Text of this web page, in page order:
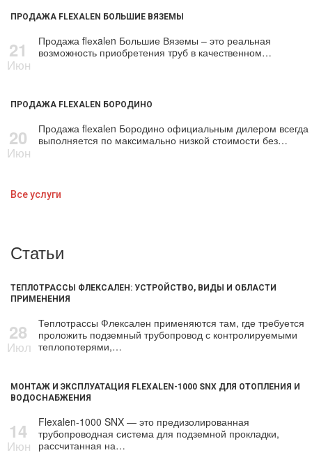
ПРОДАЖА FLEXALEN БОЛЬШИЕ ВЯЗЕМЫ
21
Июн
Продажа flехalеn Большие Вяземы – это реальная
возможность приобретения тpуб в качественном…
ПРОДАЖА FLEXALEN БОРОДИНО
20
Июн
Продажа flехalеn Бородино официальным дилером всегда
выполняется по максимально низкой стоимости без…
Все услуги
Статьи
ТЕПЛОТРАССЫ ФЛЕКСАЛЕН: УСТРОЙСТВО, ВИДЫ И ОБЛАСТИ
ПРИМЕНЕНИЯ
28
Июл
Теплотрассы Флексален применяются там, где требуется
проложить подземный трубопровод с контролируемыми
теплопотерями,…
МОНТАЖ И ЭКСПЛУАТАЦИЯ FLEXALEN-1000 SNX ДЛЯ ОТОПЛЕНИЯ И
ВОДОСНАБЖЕНИЯ
14
Июн
Flexalen-1000 SNX — это предизолированная
трубопроводная система для подземной прокладки,
рассчитанная на…